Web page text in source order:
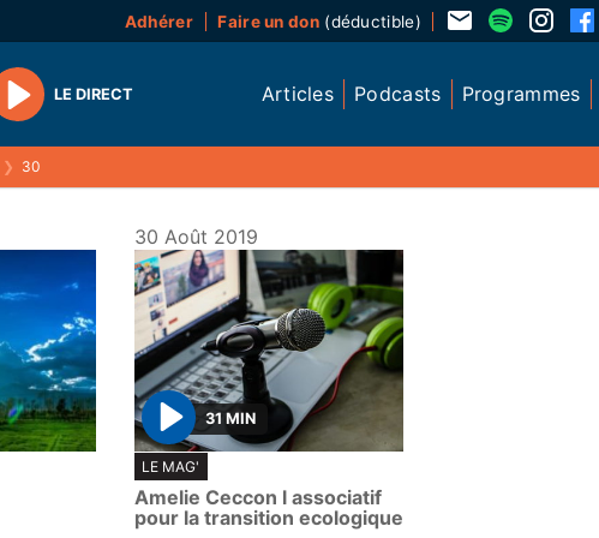
Adhérer Faire un don(déductible)
Play
LE DIRECT Articles Podcasts Programmes
❯ 30
30 Août 2019
P
l
a
y
31 MIN
LE MAG'
Amelie Ceccon l associatif
pour la transition ecologique